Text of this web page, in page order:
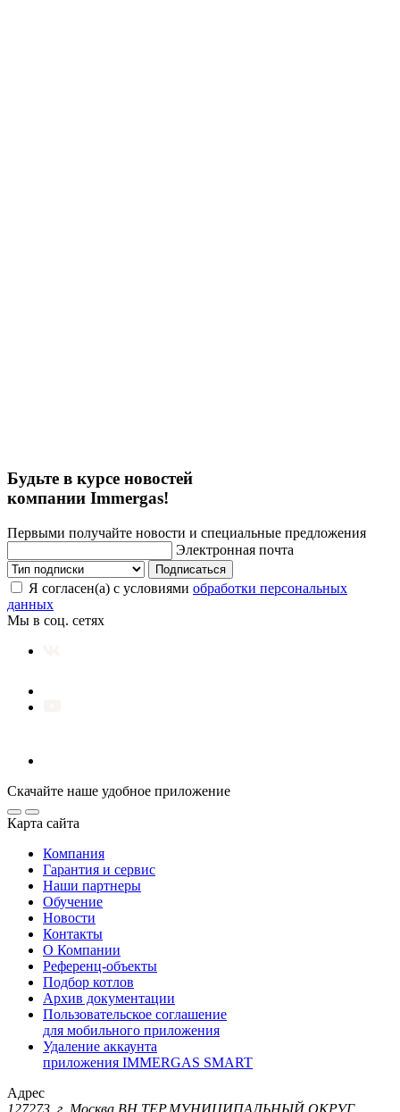
Будьте в курсе новостей
компании Immergas!
Первыми получайте новости и специальные предложения
Электронная почта
Подписаться
Я согласен(а) с условиями обработки персональных
данных
Мы в соц. сетях
Скачайте наше удобное приложение
Карта сайта
Компания
Гарантия и сервис
Наши партнеры
Обучение
Новости
Контакты
О Компании
Референц-объекты
Подбор котлов
Архив документации
Пользовательское соглашение
для мобильного приложения
Удаление аккаунта
приложения IMMERGAS SMART
Адрес
127273, г. Москва ВН.ТЕР.МУНИЦИПАЛЬНЫЙ ОКРУГ